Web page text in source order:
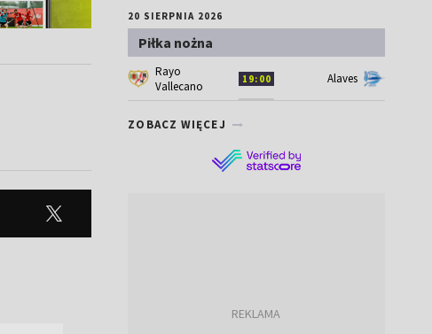
20 SIERPNIA 2026
Piłka nożna
Rayo
Vallecano
19:00 Alaves
ZOBACZ WIĘCEJ